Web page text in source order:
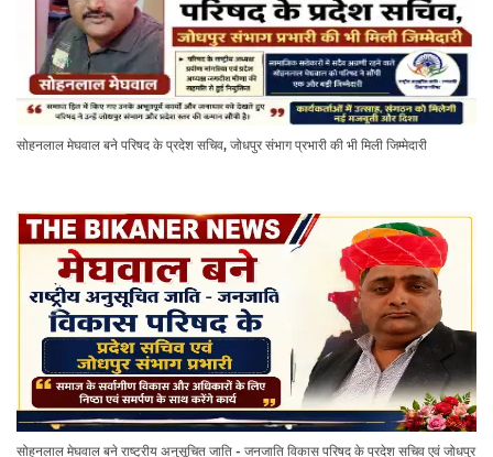
सोहनलाल मेघवाल बने परिषद के प्रदेश सचिव, जोधपुर संभाग प्रभारी की भी मिली जिम्मेदारी
सोहनलाल मेघवाल बने राष्ट्रीय अनुसूचित जाति - जनजाति विकास परिषद के प्रदेश सचिव एवं जोधपुर